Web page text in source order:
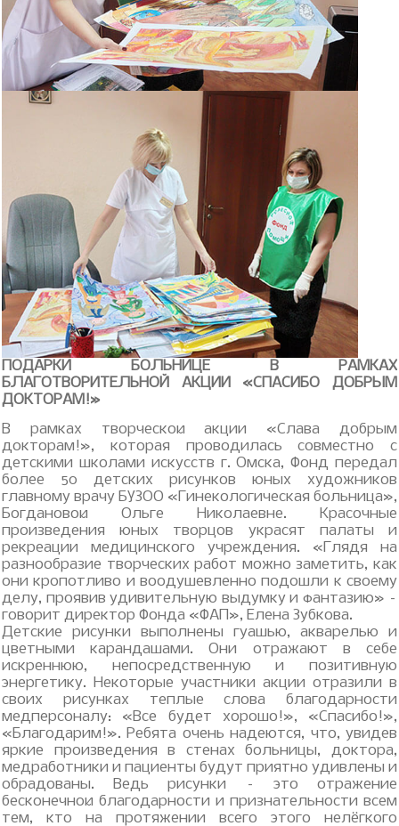
ПОДАРКИ БОЛЬНИЦЕ В РАМКАХ
БЛАГОТВОРИТЕЛЬНОЙ АКЦИИ «СПАСИБО ДОБРЫМ
ДОКТОРАМ!»
В рамках творческой акции «Слава добрым
докторам!», которая проводилась совместно с
детскими школами искусств г. Омска, Фонд передал
более 50 детских рисунков юных художников
главному врачу БУЗОО «Гинекологическая больница»,
Богдановой Ольге Николаевне. Красочные
произведения юных творцов украсят палаты и
рекреации медицинского учреждения. «Глядя на
разнообразие творческих работ можно заметить, как
они кропотливо и воодушевленно подошли к своему
делу, проявив удивительную выдумку и фантазию» –
говорит директор Фонда «ФАП», Елена Зубкова.
Детские рисунки выполнены гуашью, акварелью и
цветными карандашами. Они отражают в себе
искреннюю, непосредственную и позитивную
энергетику. Некоторые участники акции отразили в
своих рисунках теплые слова благодарности
медперсоналу: «Все будет хорошо!», «Спасибо!»,
«Благодарим!». Ребята очень надеются, что, увидев
яркие произведения в стенах больницы, доктора,
медработники и пациенты будут приятно удивлены и
обрадованы. Ведь рисунки – это отражение
бесконечной благодарности и признательности всем
тем, кто на протяжении всего этого нелёгкого